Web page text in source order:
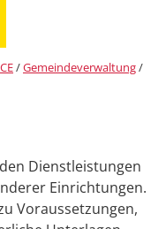
/Gemeindeverwaltung/
Dienstleistungen
Einrichtungen.
Voraussetzungen,